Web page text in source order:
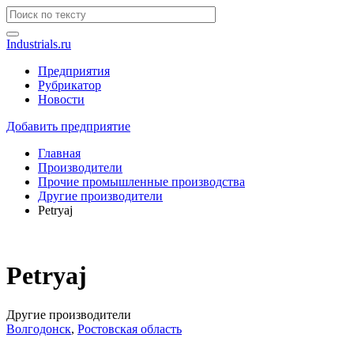
Industrials.ru
Предприятия
Рубрикатор
Новости
Добавить предприятие
Главная
Производители
Прочие промышленные производства
Другие производители
Petryaj
Petryaj
Другие производители
Волгодонск, Ростовская область